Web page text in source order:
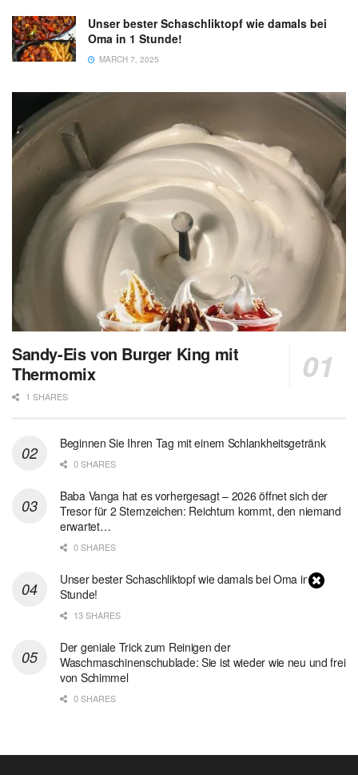
Unser bester Schaschliktopf wie damals bei
Oma in 1 Stunde!
MARCH 7, 2025
Sandy-Eis von Burger King mit
Thermomix
1 SHARES
Beginnen Sie Ihren Tag mit einem Schlankheitsgetränk
0 SHARES
Baba Vanga hat es vorhergesagt – 2026 öffnet sich der
Tresor für 2 Sternzeichen: Reichtum kommt, den niemand
erwartet…
0 SHARES
Unser bester Schaschliktopf wie damals bei Oma in 1
Stunde!
13 SHARES
Der geniale Trick zum Reinigen der
Waschmaschinenschublade: Sie ist wieder wie neu und frei
von Schimmel
0 SHARES